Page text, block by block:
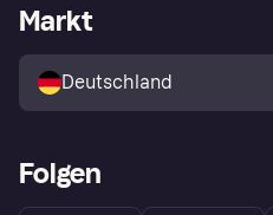
Klarna App
Shops entdecken
Käuferschutzrichtlinie
Händlerportal
Markt
Deutschland
Folgen